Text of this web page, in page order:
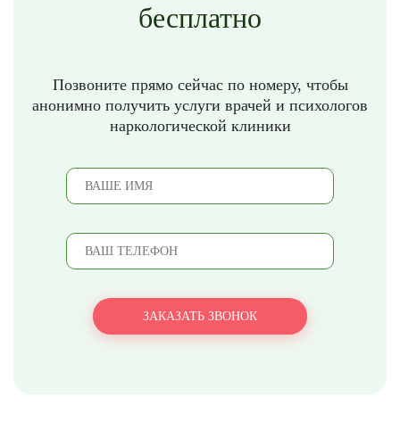
бесплатно
Позвоните прямо сейчас по номеру, чтобы
анонимно получить услуги врачей и психологов
наркологической клиники